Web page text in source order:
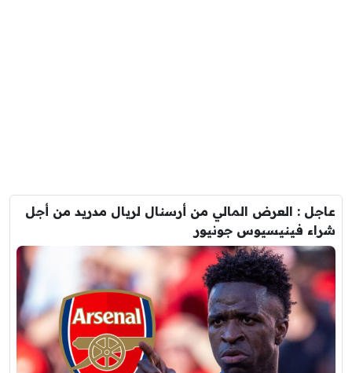
عاجل : العرض المالي من أرسنال لريال مدريد من أجل
شراء فينيسيوس جونيور